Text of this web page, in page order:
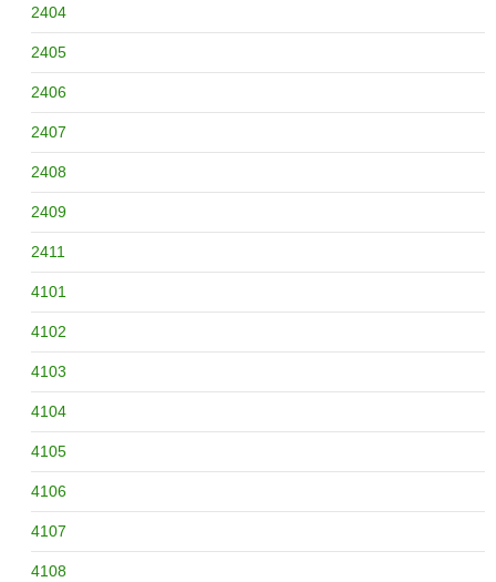
2404
2405
2406
2407
2408
2409
2411
4101
4102
4103
4104
4105
4106
4107
4108